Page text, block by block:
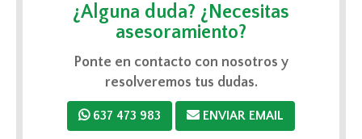
¿Alguna duda? ¿Necesitas
asesoramiento?
Ponte en contacto con nosotros y
resolveremos tus dudas.
637 473 983 ENVIAR EMAIL